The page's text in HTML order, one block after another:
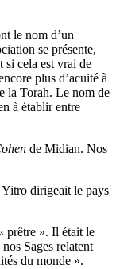
le nom d’un
se présente,
si cela est vrai de
plus d’acuité à
la Torah. Le nom de
à établir entre
de Midian. Nos
dirigeait le pays
prêtre ». Il était le
Sages relatent
du monde ».